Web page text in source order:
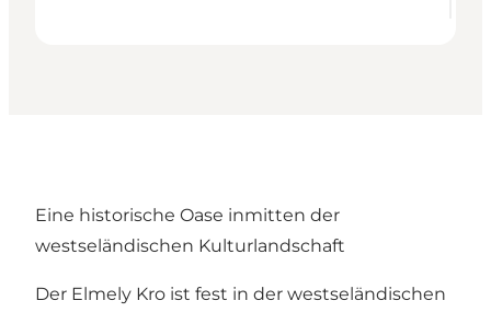
Eine historische Oase inmitten der
westseländischen Kulturlandschaft
Der Elmely Kro ist fest in der westseländischen